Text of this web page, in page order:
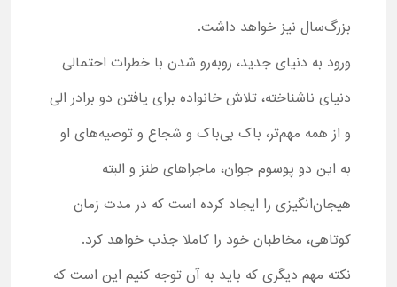
بزرگ‌سال نیز خواهد داشت.
ورود به دنیای جدید، روبه‌رو شدن با خطرات احتمالی
دنیای ناشناخته، تلاش خانواده برای یافتن دو برادر الی
و از همه مهم‌تر، باک بی‌باک و شجاع و توصیه‌های او
به این دو پوسوم جوان، ماجراهای طنز و البته
هیجان‌انگیزی را ایجاد کرده است که در مدت زمان
کوتاهی، مخاطبان خود را کاملا جذب خواهد کرد.
نکته مهم دیگری که باید به آن توجه کنیم این است که